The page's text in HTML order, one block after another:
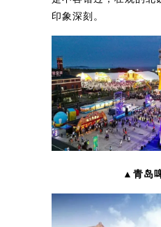
印象深刻。
▲青岛